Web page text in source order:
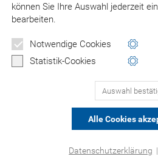
können Sie Ihre Auswahl jederzeit
bearbeiten.
Notwendige Cookies
Statistik-Cookies
Auswahl
Alle Cookies
Datenschutzerklärung |